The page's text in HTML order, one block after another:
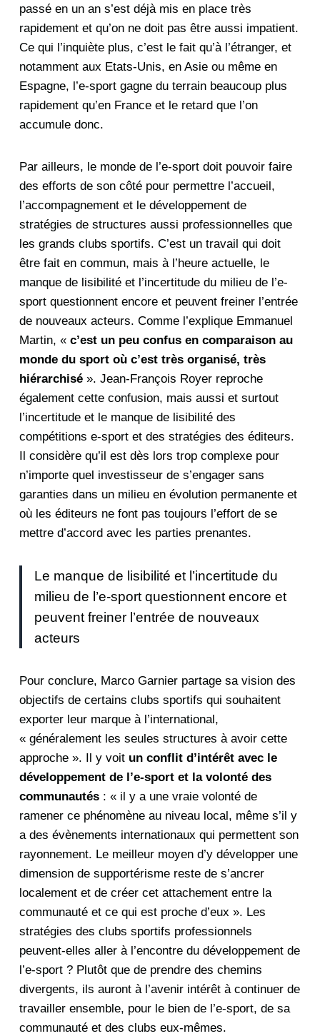
passé en un an s’est déjà mis en place très
rapidement et qu’on ne doit pas être aussi impatient.
Ce qui l’inquiète plus, c’est le fait qu’à l’étranger, et
notamment aux Etats-Unis, en Asie ou même en
Espagne, l’e-sport gagne du terrain beaucoup plus
rapidement qu’en France et le retard que l’on
accumule donc.
Par ailleurs, le monde de l’e-sport doit pouvoir faire
des efforts de son côté pour permettre l’accueil,
l’accompagnement et le développement de
stratégies de structures aussi professionnelles que
les grands clubs sportifs. C’est un travail qui doit
être fait en commun, mais à l’heure actuelle, le
manque de lisibilité et l’incertitude du milieu de l’e-
sport questionnent encore et peuvent freiner l’entrée
de nouveaux acteurs. Comme l’explique Emmanuel
Martin, «c’est un peu confus en comparaison au
monde du sport où c’est très organisé, très
hiérarchisé ». Jean-François Royer reproche
également cette confusion, mais aussi et surtout
l’incertitude et le manque de lisibilité des
compétitions e-sport et des stratégies des éditeurs.
Il considère qu’il est dès lors trop complexe pour
n’importe quel investisseur de s’engager sans
garanties dans un milieu en évolution permanente et
où les éditeurs ne font pas toujours l’effort de se
mettre d’accord avec les parties prenantes.
Le manque de lisibilité et l’incertitude du
milieu de l’e-sport questionnent encore et
peuvent freiner l’entrée de nouveaux
acteurs
Pour conclure, Marco Garnier partage sa vision des
objectifs de certains clubs sportifs qui souhaitent
exporter leur marque à l’international,
« généralement les seules structures à avoir cette
approche ». Il y voit un conflit d’intérêt avec le
développement de l’e-sport et la volonté des
communautés : « il y a une vraie volonté de
ramener ce phénomène au niveau local, même s’il y
a des évènements internationaux qui permettent son
rayonnement. Le meilleur moyen d’y développer une
dimension de supportérisme reste de s’ancrer
localement et de créer cet attachement entre la
communauté et ce qui est proche d’eux ». Les
stratégies des clubs sportifs professionnels
peuvent-elles aller à l’encontre du développement de
l’e-sport ? Plutôt que de prendre des chemins
divergents, ils auront à l’avenir intérêt à continuer de
travailler ensemble, pour le bien de l’e-sport, de sa
communauté et des clubs eux-mêmes.